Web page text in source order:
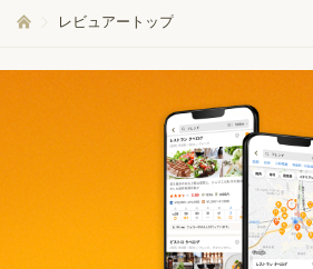
レビュアートップ